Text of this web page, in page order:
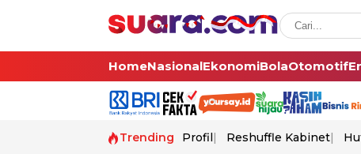
HomeNasionalEkonomiBolaOtomotif
Trending Profil Reshuffle Kabinet